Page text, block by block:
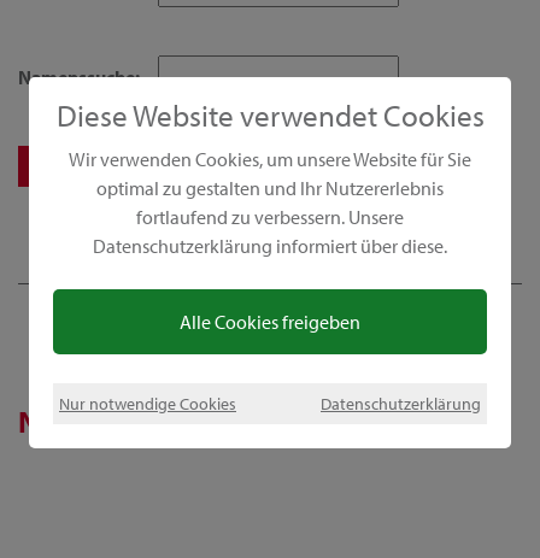
Diese Website verwendet Cookies
Wir verwenden Cookies, um unsere Website für Sie
optimal zu gestalten und Ihr Nutzererlebnis
fortlaufend zu verbessern. Unsere
Datenschutzerklärung informiert über diese.
Alle Cookies freigeben
Nur notwendige Cookies Datenschutzerklärung
Namenssuche:
News